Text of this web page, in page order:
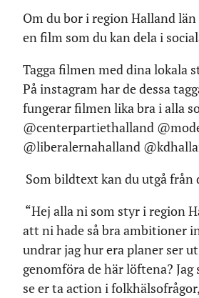
Om du bor i region Halland
en film som du kan dela i
Tagga filmen med dina lokala
På instagram har de dessa
fungerar filmen lika bra i alla
@centerpartiethalland
@liberalernahalland
Som bildtext kan du utgå från
“Hej alla ni som styr i region
att ni hade så bra ambitioner
undrar jag hur era planer ser
genomföra de här löftena?
se er ta action i